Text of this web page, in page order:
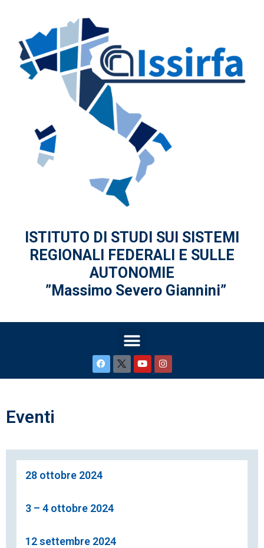
ISTITUTO DI STUDI SUI SISTEMI
REGIONALI FEDERALI
E SULLE
AUTONOMIE
”Massimo Severo Giannini”
Eventi
28 ottobre 2024
3 – 4 ottobre 2024
12 settembre 2024